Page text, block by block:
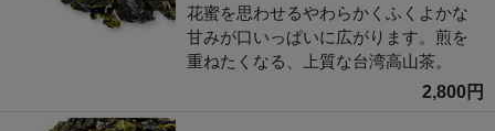
花蜜を思わせるやわらかくふくよかな
甘みが口いっぱいに広がります。煎を
重ねたくなる、上質な台湾高山茶。
2,800円